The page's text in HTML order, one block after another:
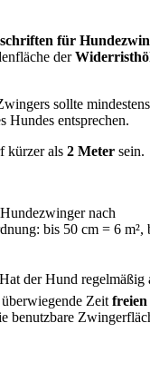
für
der
sollte
Hundes entsprechen.
kürzer als 2 Meter sein.
der Hund regelmäßig
Zeit
benutzbare